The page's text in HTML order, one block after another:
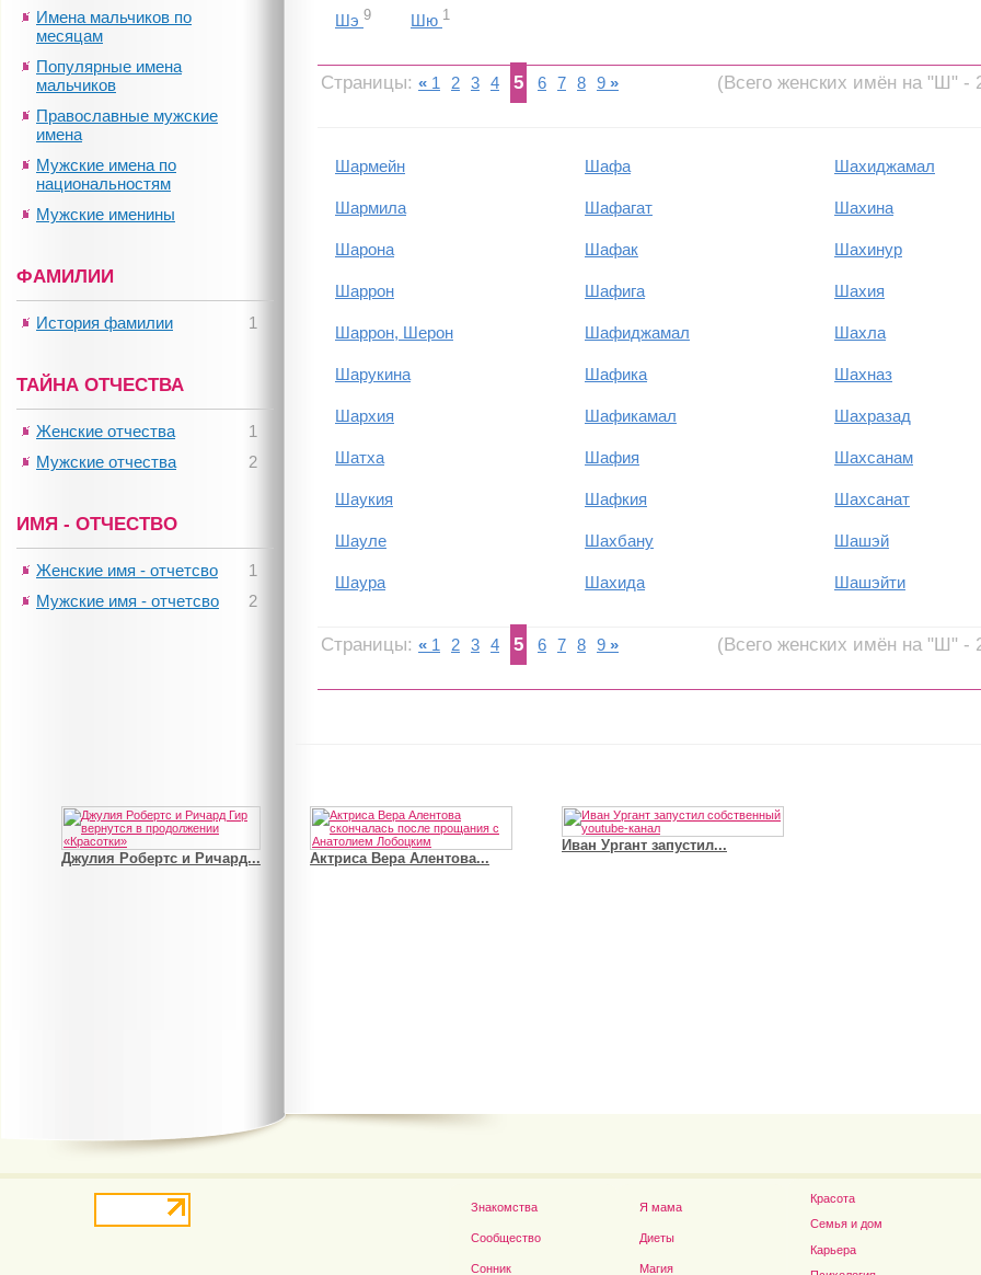
Шэ 9 Шю 1
Страницы: « 1 2 3 4 5 6 7 8 9 » (Всего женских имён на "Ш" -
Шармейн Шафа Шахиджамал
Шармила Шафагат Шахина
Шарона Шафак Шахинур
Шаррон Шафига Шахия
Шаррон, Шерон Шафиджамал Шахла
Шарукина Шафика Шахназ
Шархия Шафикамал Шахразад
Шатха Шафия Шахсанам
Шаукия Шафкия Шахсанат
Шауле Шахбану Шашэй
Шаура Шахида Шашэйти
Страницы: « 1 2 3 4 5 6 7 8 9 » (Всего женских имён на "Ш" -
Имена мальчиков по
месяцам
Популярные имена
мальчиков
Православные мужские
имена
Мужские имена по
национальностям
Мужские именины
ФАМИЛИИ
1
История фамилии
ТАЙНА ОТЧЕСТВА
1
Женские отчества
2
Мужские отчества
ИМЯ - ОТЧЕСТВО
1
Женские имя - отчетсво
2
Мужские имя - отчетсво
Джулия Робертс и Ричард... Актриса Вера Алентова...
Иван Ургант запустил...
Знакомства
Сообщество
Сонник
Я мама
Диеты
Магия
Красота
Семья и дом
Карьера